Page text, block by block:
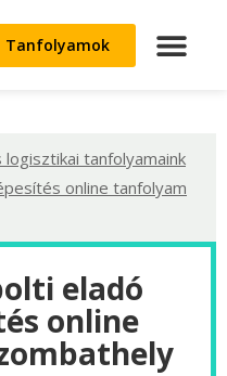
Tanfolyamok
tanfolyamaink
online tanfolyam
eladó
online